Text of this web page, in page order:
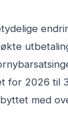
for 2026 til
med